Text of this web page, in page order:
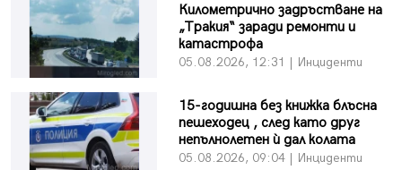
Километрично задръстване на
„Тракия“ заради ремонти и
катастрофа
05.08.2026, 12:31 | Инциденти
15-годишна без книжка блъсна
пешеходец , след като друг
непълнолетен ѝ дал колата
05.08.2026, 09:04 | Инциденти